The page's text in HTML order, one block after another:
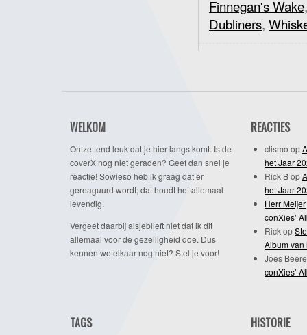
Finnegan's Wake
Dubliners,
WELKOM
Ontzettend leuk dat je hier langs komt. Is de
coverX nog niet geraden? Geef dan snel je
reactie! Sowieso heb ik graag dat er
gereaguurd wordt; dat houdt het allemaal
levendig.
Vergeet daarbij alsjeblieft niet dat ik dit
allemaal voor de gezelligheid doe. Dus
kennen we elkaar nog niet? Stel je voor!
REACTIES
clismo op
het Jaar
Rick Bop
het Jaar
Herr Meijer
conXies’
Rickop
Album van
Joes
conXies’
TAGS HISTORIE